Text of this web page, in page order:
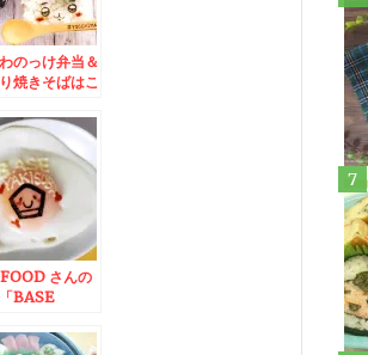
のっけ弁当＆
焼きそばはこ
ちゃん」の
そば」(*´艸`*)
さんの
BASE
～♪低カロリ